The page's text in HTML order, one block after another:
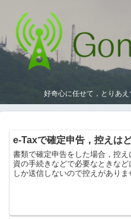
好奇心に任せて，とりあ
e-Taxで確定申告，控えは
書類で確定申告をした場合，控
資の手続きなどで必要なときな
しか送信しないので控えがあり
は，メッセージボックスに送ら